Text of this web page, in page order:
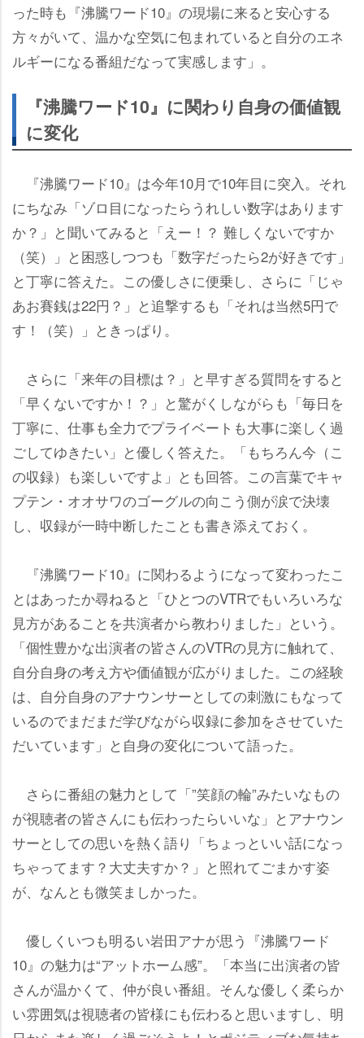
った時も『沸騰ワード10』の現場に来ると安心する
方々がいて、温かな空気に包まれていると自分のエネ
ルギーになる番組だなって実感します」。
『沸騰ワード10』に関わり自身の価値観
に変化
『沸騰ワード10』は今年10月で10年目に突入。それ
にちなみ「ゾロ目になったらうれしい数字はあります
か？」と聞いてみると「えー！？ 難しくないですか
（笑）」と困惑しつつも「数字だったら2が好きです」
と丁寧に答えた。この優しさに便乗し、さらに「じゃ
あお賽銭は22円？」と追撃するも「それは当然5円で
す！（笑）」ときっぱり。
さらに「来年の目標は？」と早すぎる質問をすると
「早くないですか！？」と驚がくしながらも「毎日を
丁寧に、仕事も全力でプライベートも大事に楽しく過
ごしてゆきたい」と優しく答えた。「もちろん今（こ
の収録）も楽しいですよ」とも回答。この言葉でキャ
プテン・オオサワのゴーグルの向こう側が涙で決壊
し、収録が一時中断したことも書き添えておく。
『沸騰ワード10』に関わるようになって変わったこ
とはあったか尋ねると「ひとつのVTRでもいろいろな
見方があることを共演者から教わりました」という。
「個性豊かな出演者の皆さんのVTRの見方に触れて、
自分自身の考え方や価値観が広がりました。この経験
は、自分自身のアナウンサーとしての刺激にもなって
いるのでまだまだ学びながら収録に参加をさせていた
だいています」と自身の変化について語った。
さらに番組の魅力として「”笑顔の輪”みたいなもの
が視聴者の皆さんにも伝わったらいいな」とアナウン
サーとしての思いを熱く語り「ちょっといい話になっ
ちゃってます？大丈夫すか？」と照れてごまかす姿
が、なんとも微笑ましかった。
優しくいつも明るい岩田アナが思う『沸騰ワード
10』の魅力は“アットホーム感”。「本当に出演者の皆
さんが温かくて、仲が良い番組。そんな優しく柔らか
い雰囲気は視聴者の皆様にも伝わると思いますし、明